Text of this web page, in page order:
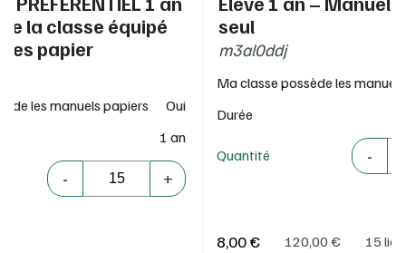
la classe équipé
papier
les manuels papiers
Oui
1 an
-
Quantité
+
seul
m3al0ddj
Ma classe possède les
Durée
Quantité -
Quantité
8,00 € 120,00 € 15